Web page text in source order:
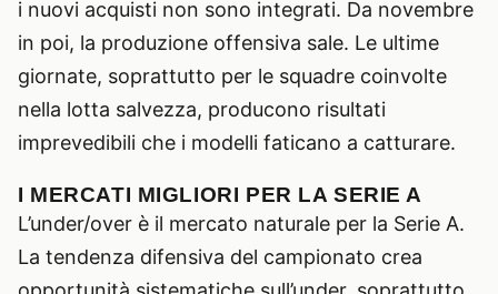
i nuovi acquisti non sono integrati. Da novembre
in poi, la produzione offensiva sale. Le ultime
giornate, soprattutto per le squadre coinvolte
nella lotta salvezza, producono risultati
imprevedibili che i modelli faticano a catturare.
I MERCATI MIGLIORI PER LA SERIE A
L’under/over è il mercato naturale per la Serie A.
La tendenza difensiva del campionato crea